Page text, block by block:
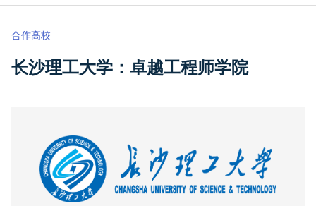
合作高校
长沙理工大学：卓越工程师学院